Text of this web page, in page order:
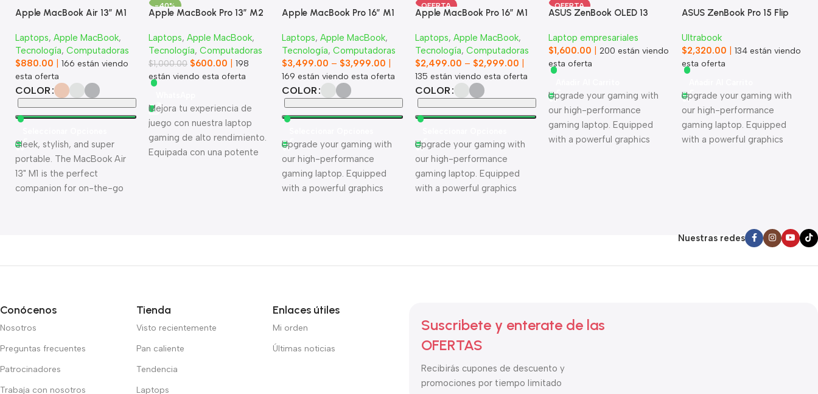
Apple MacBook Air 13” M1
Laptops, Apple MacBook,
Tecnología, Computadoras
$880.00 166 están viendo
esta oferta
COLOR
Sleek, stylish, and super
portable. The MacBook Air
13" M1 is the perfect
companion for on-the-go
-40%
Apple MacBook Pro 13” M2
Laptops, Apple MacBook,
Tecnología, Computadoras
$1,000.00 $600.00
198
están viendo esta oferta
Mejora tu experiencia de
juego con nuestra laptop
gaming de alto rendimiento.
Equipada con una potente
Apple MacBook Pro 16″ M1
Laptops, Apple MacBook,
Tecnología, Computadoras
$3,499.00 – $3,999.00
169 están viendo esta oferta
COLOR
Upgrade your gaming with
our high-performance
gaming laptop. Equipped
with a powerful graphics
OFERTA
Apple MacBook Pro 16″ M1
Laptops, Apple MacBook,
Tecnología, Computadoras
$2,499.00 – $2,999.00
135 están viendo esta oferta
COLOR
Upgrade your gaming with
our high-performance
gaming laptop. Equipped
with a powerful graphics
OFERTA
ASUS ZenBook OLED 13
Laptop empresariales
$1,600.00 200 están viendo
esta oferta
Upgrade your gaming with
our high-performance
gaming laptop. Equipped
with a powerful graphics
ASUS ZenBook Pro 15 Flip
Ultrabook
$2,320.00 134están viendo
esta oferta
Upgrade your gaming with
our high-performance
gaming laptop. Equipped
with a powerful graphics
Nuestras redes
Conócenos
Nosotros
Preguntas frecuentes
Patrocinadores
Trabaja con nosotros
Tienda
Visto recientemente
Pan caliente
Tendencia
Laptops
Enlaces útiles
Mi orden
Últimas noticias
Suscribete y enterate de las
OFERTAS
Recibirás cupones de descuento y
promociones por tiempo limitado